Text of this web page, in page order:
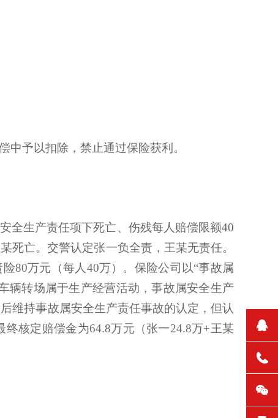
予以扣除，禁止通过保险获利。
全生产责任项下死亡、伤残每人赔偿限额40
死亡。交警认定张一负全责，王某无责任。
80万元（每人40万）。保险公司以“事故属
辆转场属于生产经营活动，事故属安全生产
维持事故属安全生产责任事故的认定，但认
核定赔偿金为64.8万元（张一24.8万+王某